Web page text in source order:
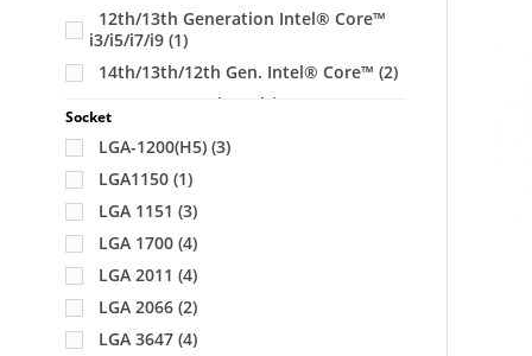
12th/13th Generation Intel® Core™
i3/i5/i7/i9 (1)
14th/13th/12th Gen. Intel® Core™ (2)
AMD Ryzen™ Threadripper™ PRO
3000WX
Intel Xeon E-2100
Intel Xeon E3-1200 v5/v6
Intel Xeon E5-2600 v3/v4
Intel Xeon W-2200
Intel® Core™ i9/i7/i5 X-Series, i9
Extreme X-Series
Intel® Xeon® E-2300
Socket
LGA-1200(H5) (3)
LGA1150 (1)
LGA 1151 (3)
LGA 1700 (4)
LGA 2011 (4)
LGA 2066 (2)
LGA 3647 (4)